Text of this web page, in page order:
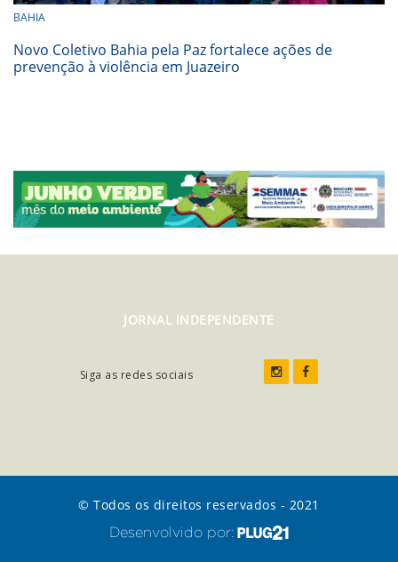
BAHIA
Novo Coletivo Bahia pela Paz fortalece ações de
prevenção à violência em Juazeiro
JORNAL INDEPENDENTE
Siga as redes sociais
© Todos os direitos reservados - 2021